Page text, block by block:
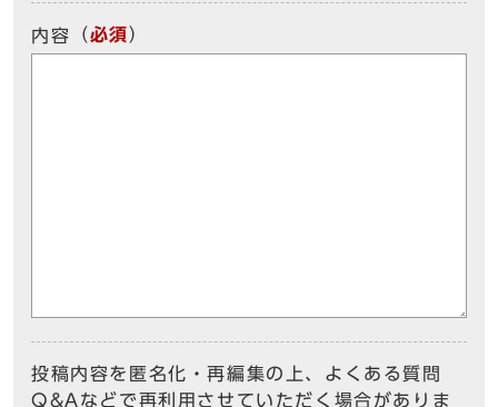
内容 （必須）
投稿内容を匿名化・再編集の上、よくある質問
Q&Aなどで再利用させていただく場合がありま